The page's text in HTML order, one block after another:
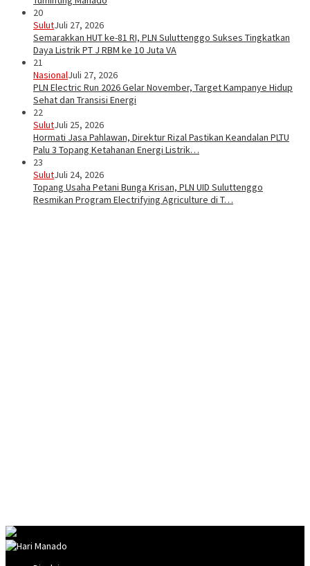
20
SulutJuli 27, 2026
Semarakkan HUT ke-81 RI, PLN Suluttenggo Sukses Tingkatkan
Daya Listrik PT J RBM ke 10 Juta VA
21
NasionalJuli 27, 2026
PLN Electric Run 2026 Gelar November, Target Kampanye Hidup
Sehat dan Transisi Energi
22
SulutJuli 25, 2026
Hormati Jasa Pahlawan, Direktur Rizal Pastikan Keandalan PLTU
Palu 3 Topang Ketahanan Energi Listrik…
23
SulutJuli 24, 2026
Topang Usaha Petani Bunga Krisan, PLN UID Suluttenggo
Resmikan Program Electrifying Agriculture di T…